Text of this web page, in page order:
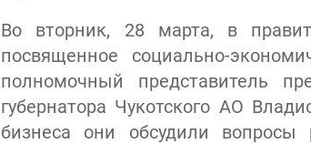
Во вторник, 28 марта, в
посвященное социально-
полномочный представитель
губернатора Чукотского АО
бизнеса они обсудили вопросы